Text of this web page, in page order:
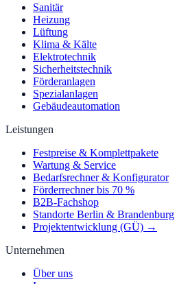
Sanitär
Heizung
Lüftung
Klima & Kälte
Elektrotechnik
Sicherheitstechnik
Förderanlagen
Spezialanlagen
Gebäudeautomation
Leistungen
Festpreise & Komplettpakete
Wartung & Service
Bedarfsrechner & Konfigurator
Förderrechner bis 70 %
B2B-Fachshop
Standorte Berlin & Brandenburg
Projektentwicklung (GÜ) →
Unternehmen
Über uns